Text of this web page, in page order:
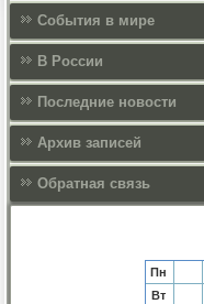
События в мире
В России
Последние новости
Архив записей
Обратная связь
Пн
Вт